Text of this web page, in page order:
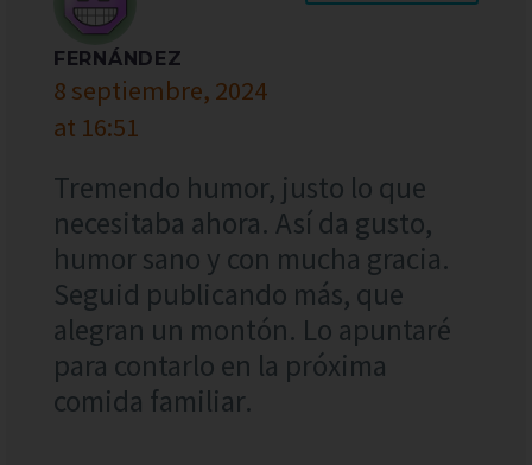
FERNÁNDEZ
8 septiembre, 2024
at 16:51
Tremendo humor, justo lo que
necesitaba ahora. Así da gusto,
humor sano y con mucha gracia.
Seguid publicando más, que
alegran un montón. Lo apuntaré
para contarlo en la próxima
comida familiar.